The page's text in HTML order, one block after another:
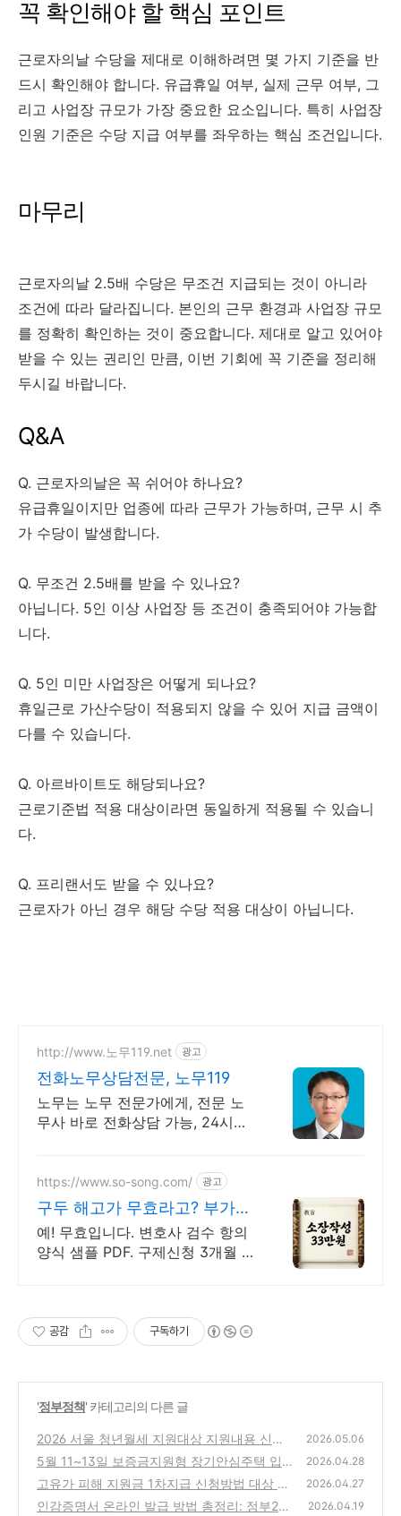
꼭 확인해야 할 핵심 포인트
근로자의날 수당을 제대로 이해하려면 몇 가지 기준을 반
드시 확인해야 합니다. 유급휴일 여부, 실제 근무 여부, 그
리고 사업장 규모가 가장 중요한 요소입니다. 특히 사업장
인원 기준은 수당 지급 여부를 좌우하는 핵심 조건입니다.
마무리
근로자의날 2.5배 수당은 무조건 지급되는 것이 아니라
조건에 따라 달라집니다. 본인의 근무 환경과 사업장 규모
를 정확히 확인하는 것이 중요합니다. 제대로 알고 있어야
받을 수 있는 권리인 만큼, 이번 기회에 꼭 기준을 정리해
두시길 바랍니다.
Q&A
Q. 근로자의날은 꼭 쉬어야 하나요?
유급휴일이지만 업종에 따라 근무가 가능하며, 근무 시 추
가 수당이 발생합니다.
Q. 무조건 2.5배를 받을 수 있나요?
아닙니다. 5인 이상 사업장 등 조건이 충족되어야 가능합
니다.
Q. 5인 미만 사업장은 어떻게 되나요?
휴일근로 가산수당이 적용되지 않을 수 있어 지급 금액이
다를 수 있습니다.
Q. 아르바이트도 해당되나요?
근로기준법 적용 대상이라면 동일하게 적용될 수 있습니
다.
Q. 프리랜서도 받을 수 있나요?
근로자가 아닌 경우 해당 수당 적용 대상이 아닙니다.
http://www.노무119.net 광고
전화노무상담전문, 노무119
노무는 노무 전문가에게, 전문 노
무사 바로 전화상담 가능, 24시간
https://www.so-song.com/ 광고
구두 해고가 무효라고? 부가세
포함 추가비용 없음
예! 무효입니다. 변호사 검수 항의
양식 샘플 PDF. 구제신청 3개월 안
공감 구독하기
'정부정책' 카테고리의 다른 글
2026 서울 청년월세 지원대상 지원내용 신청
기간 방법 알아보고 신청바로가기
(1)
2026.05.06
5월 11~13일 보증금지원형 장기안심주택 입
주자 6,000호를 모집 온라인 신청
(0)
2026.04.28
고유가 피해 지원금 1차지급 신청방법 대상 지
급금액 확인 바로가기
(0)
2026.04.27
인감증명서 온라인 발급 방법 총정리: 정부24
2026.04.19